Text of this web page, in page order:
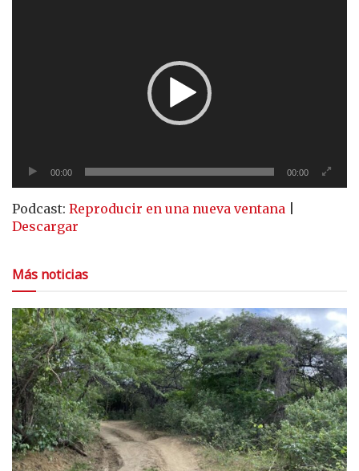
00:00 00:00
Podcast: Reproducir en una nueva ventana
Descargar
Más noticias